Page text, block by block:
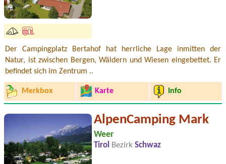
Der Campingplatz Bertahof hat herrliche Lage inmitten der
Natur, ist zwischen Bergen, Wäldern und Wiesen eingebettet. Er
befindet sich im Zentrum ..
Merkbox Karte Info
AlpenCamping Mark
Weer
Tirol Bezirk Schwaz